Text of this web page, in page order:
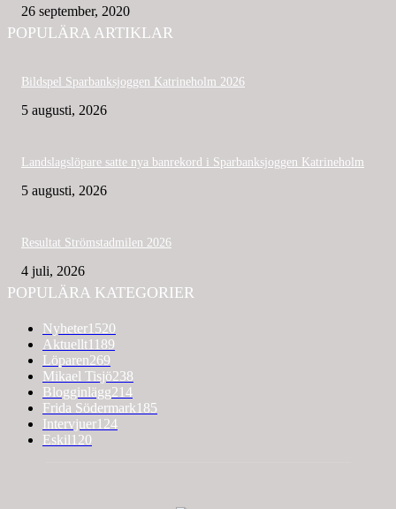
26 september, 2020
POPULÄRA ARTIKLAR
Bildspel Sparbanksjoggen Katrineholm 2026
5 augusti, 2026
Landslagslöpare satte nya banrekord i Sparbanksjoggen Katrineholm
5 augusti, 2026
Resultat Strömstadmilen 2026
4 juli, 2026
POPULÄRA KATEGORIER
Nyheter1520
Aktuellt1189
Löparen269
Mikael Tisjö238
Blogginlägg214
Frida Södermark185
Intervjuer124
Eskil120